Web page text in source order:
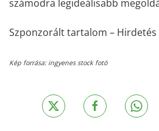
számodra legideálisabb
Szponzorált tartalom – Hirdetés
Kép forrása: ingyenes stock fotó